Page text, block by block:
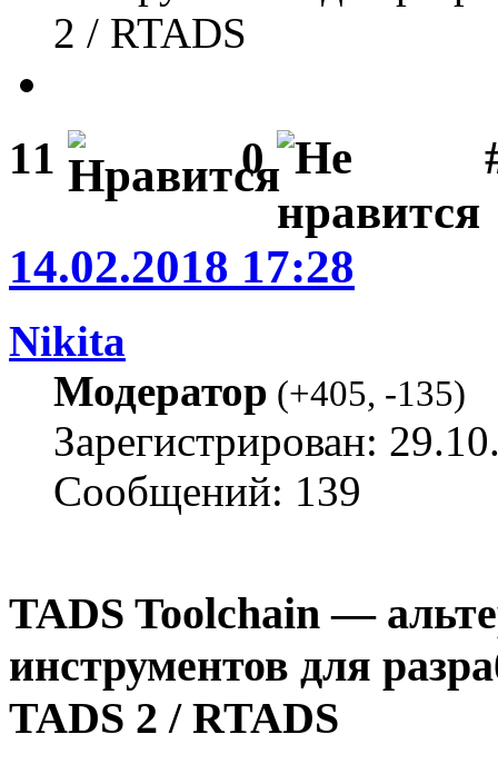
2 / RTADS
11 0
14.02.2018 17:28
Nikita
Модератор (+405, -135)
Зарегистрирован:
Сообщений: 139
TADS Toolchain —
инструментов для
TADS 2 / RTADS